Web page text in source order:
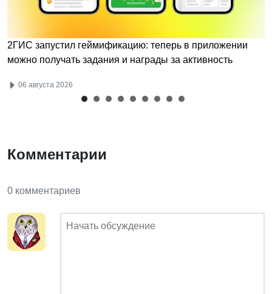
2ГИС запустил геймификацию: теперь в приложении
можно получать задания и награды за активность
06 августа 2026
Комментарии
0 комментариев